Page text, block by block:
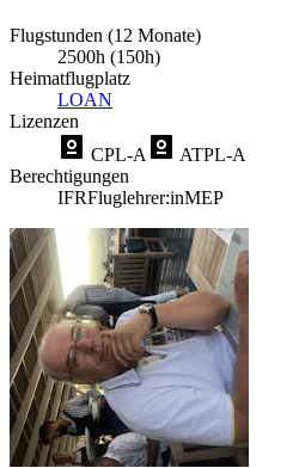
Flugstunden (12 Monate)
2500h (150h)
Heimatflugplatz
LOAN
Lizenzen
CPL-A
ATPL-A
Berechtigungen
IFRFluglehrer:inMEP